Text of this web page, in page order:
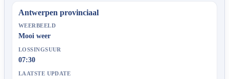
Antwerpen provinciaal
WEERBEELD
Mooi weer
LOSSINGSUUR
07:30
LAATSTE UPDATE